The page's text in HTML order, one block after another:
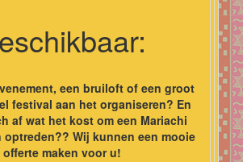
een bruiloft of een groot
festival aan het organiseren? En
af wat het kost om een Mariachi
optreden?? Wij kunnen een mooie
offerte maken voor u!